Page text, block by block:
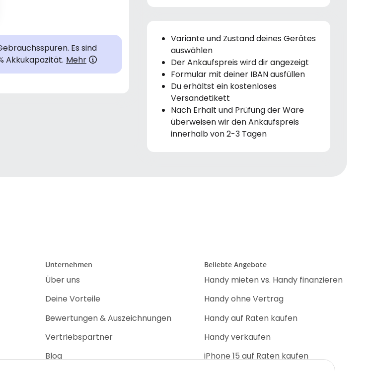
Es sind
Akkukapazität. Mehr
Variante und Zustand deines Gerätes
auswählen
Der Ankaufspreis wird dir angezeigt
Formular mit deiner IBAN ausfüllen
Du erhältst ein kostenloses
Versandetikett
Nach Erhalt und Prüfung der Ware
überweisen wir den Ankaufspreis
innerhalb von 2-3 Tagen
Unternehmen
Über uns
Deine Vorteile
Bewertungen & Auszeichnungen
Vertriebspartner
Blog
Beliebte Angebote
Handy mieten vs. Handy finanzieren
Handy ohne Vertrag
Handy auf Raten kaufen
Handy verkaufen
iPhone 15 auf Raten kaufen